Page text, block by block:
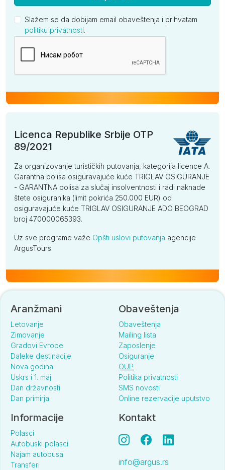
Slažem se da dobijam email obaveštenja i prihvatam
politiku privatnosti.
Licenca Republike Srbije OTP
89/2021
Za organizovanje turističkih putovanja, kategorija licence A.
Garantna polisa osiguravajuće kuće TRIGLAV OSIGURANJE
- GARANTNA polisa za slučaj insolventnosti i radi naknade
štete osiguranika (limit pokrića 250.000 EUR) od
osiguravajuće kuće TRIGLAV OSIGURANJE ADO BEOGRAD
broj 470000065393.
Uz sve programe važe Opšti uslovi putovanja agencije
ArgusTours.
Aranžmani
Letovanje
Zimovanje
Gradovi Evrope
Daleke destinacije
Nova godina
Uskrs i 1. maj
Dan državnosti
Dan primirja
Obaveštenja
Obaveštenja
Mailing lista
Zaposlenje
Osiguranje
OUP
Politika privatnosti
SMS novosti
Online rezervacije uputstvo
Informacije
Polasci
Autobuski polasci
Najam autobusa
Transferi
Kontakt
info@argus.rs